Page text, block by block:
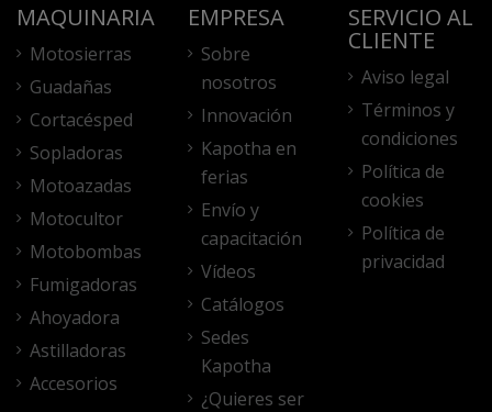
MAQUINARIA
Motosierras
Guadañas
Cortacésped
Sopladoras
Motoazadas
Motocultor
Motobombas
Fumigadoras
Ahoyadora
Astilladoras
Accesorios
EMPRESA
Sobre
nosotros
Innovación
Kapotha en
ferias
Envío y
capacitación
Vídeos
Catálogos
Sedes
Kapotha
¿Quieres ser
SERVICIO AL
CLIENTE
Aviso legal
Términos y
condiciones
Política de
cookies
Política de
privacidad